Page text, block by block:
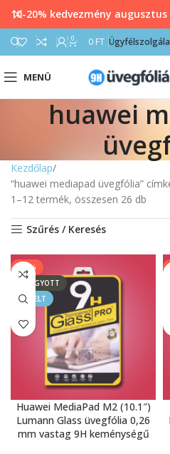
0 0 FT
MENÜ
huawei
Kezdőlap
“huawei mediapad üvegfólia”
1–12 termék, összesen 26 db
Szűrés / Keresés
-11%
ELFOGYOTT
KIEMELT
Huawei MediaPad M2 (10.1″)
Lumann Glass üvegfólia 0,26
mm vastag 9H keménységű
10-20% kedvezmény